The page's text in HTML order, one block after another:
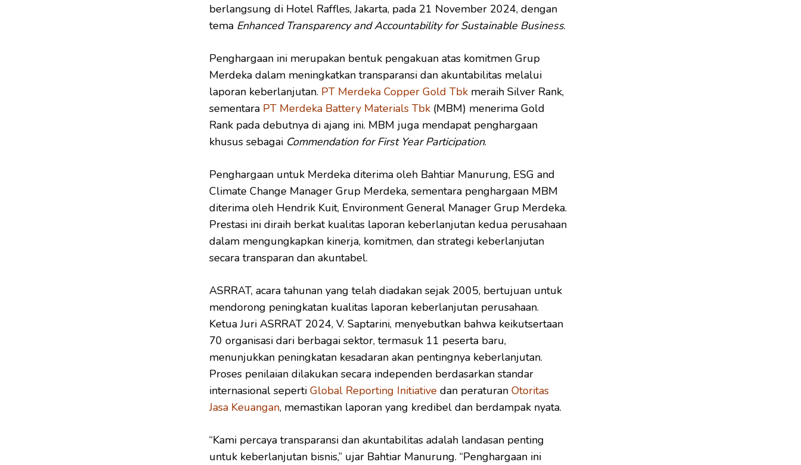
berlangsung di Hotel Raffles, Jakarta, pada 21 November 2024, dengan
tema Enhanced Transparency and Accountability for Sustainable Business.
Penghargaan ini merupakan bentuk pengakuan atas komitmen Grup
Merdeka dalam meningkatkan transparansi dan akuntabilitas melalui
laporan keberlanjutan. PT Merdeka Copper Gold Tbk meraih Silver Rank,
sementara PT Merdeka Battery Materials Tbk (MBM) menerima Gold
Rank pada debutnya di ajang ini. MBM juga mendapat penghargaan
khusus sebagai Commendation for First Year Participation.
Penghargaan untuk Merdeka diterima oleh Bahtiar Manurung, ESG and
Climate Change Manager Grup Merdeka, sementara penghargaan MBM
diterima oleh Hendrik Kuit, Environment General Manager Grup Merdeka.
Prestasi ini diraih berkat kualitas laporan keberlanjutan kedua perusahaan
dalam mengungkapkan kinerja, komitmen, dan strategi keberlanjutan
secara transparan dan akuntabel.
ASRRAT, acara tahunan yang telah diadakan sejak 2005, bertujuan untuk
mendorong peningkatan kualitas laporan keberlanjutan perusahaan.
Ketua Juri ASRRAT 2024, V. Saptarini, menyebutkan bahwa keikutsertaan
70 organisasi dari berbagai sektor, termasuk 11 peserta baru,
menunjukkan peningkatan kesadaran akan pentingnya keberlanjutan.
Proses penilaian dilakukan secara independen berdasarkan standar
internasional seperti Global Reporting Initiative dan peraturan Otoritas
Jasa Keuangan, memastikan laporan yang kredibel dan berdampak nyata.
“Kami percaya transparansi dan akuntabilitas adalah landasan penting
untuk keberlanjutan bisnis,” ujar Bahtiar Manurung. “Penghargaan ini